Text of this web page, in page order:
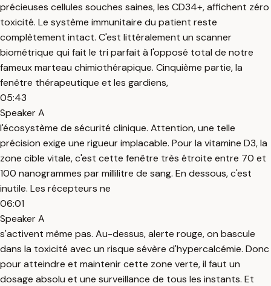
précieuses cellules souches saines, les CD34+, affichent zéro
toxicité. Le système immunitaire du patient reste
complètement intact. C'est littéralement un scanner
biométrique qui fait le tri parfait à l'opposé total de notre
fameux marteau chimiothérapique. Cinquième partie, la
fenêtre thérapeutique et les gardiens,
05:43
Speaker A
l'écosystème de sécurité clinique. Attention, une telle
précision exige une rigueur implacable. Pour la vitamine D3, la
zone cible vitale, c'est cette fenêtre très étroite entre 70 et
100 nanogrammes par millilitre de sang. En dessous, c'est
inutile. Les récepteurs ne
06:01
Speaker A
s'activent même pas. Au-dessus, alerte rouge, on bascule
dans la toxicité avec un risque sévère d'hypercalcémie. Donc
pour atteindre et maintenir cette zone verte, il faut un
dosage absolu et une surveillance de tous les instants. Et